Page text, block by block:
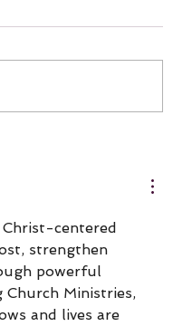
centered
strengthen
powerful
Church Ministries,
and lives are